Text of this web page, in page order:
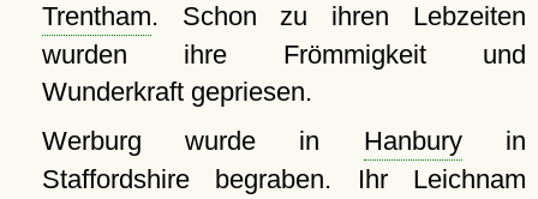
Trentham. Schon zu ihren Lebzeiten
wurden ihre Frömmigkeit und
Wunderkraft gepriesen.
Werburg wurde in Hanburyin
Staffordshire begraben. Ihr Leichnam